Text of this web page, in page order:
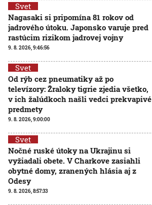
Svet
Nagasaki si pripomína 81 rokov od
jadrového útoku. Japonsko varuje pred
rastúcim rizikom jadrovej vojny
9. 8. 2026, 9:46:56
Svet
Od rýb cez pneumatiky až po
televízory: Žraloky tigrie zjedia všetko,
v ich žalúdkoch našli vedci prekvapivé
predmety
9. 8. 2026, 9:00:00
Svet
Nočné ruské útoky na Ukrajinu si
vyžiadali obete. V Charkove zasiahli
obytné domy, zranených hlásia aj z
Odesy
9. 8. 2026, 8:57:33